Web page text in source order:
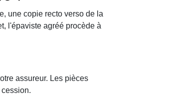
une copie recto verso de la
l'épaviste agréé procède à
assureur. Les pièces